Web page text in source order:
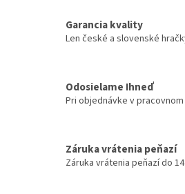
Garancia kvality
Len české a slovenské
Odosielame Ihneď
Pri objednávke v pracovnom
Záruka vrátenia peňazí
Záruka vrátenia peňazí do